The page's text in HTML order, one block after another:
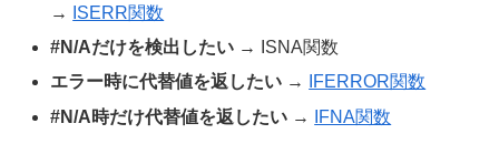
→
ISERR関数
#N/Aだけを検出したい → ISNA関数
エラー時に代替値を返したい →
IFERROR関数
#N/A時だけ代替値を返したい → IFNA関数